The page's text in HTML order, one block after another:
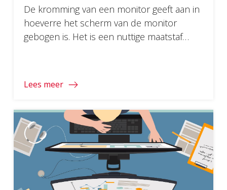
De kromming van een monitor geeft aan in
hoeverre het scherm van de monitor
gebogen is. Het is een nuttige maatstaf
Lees meer